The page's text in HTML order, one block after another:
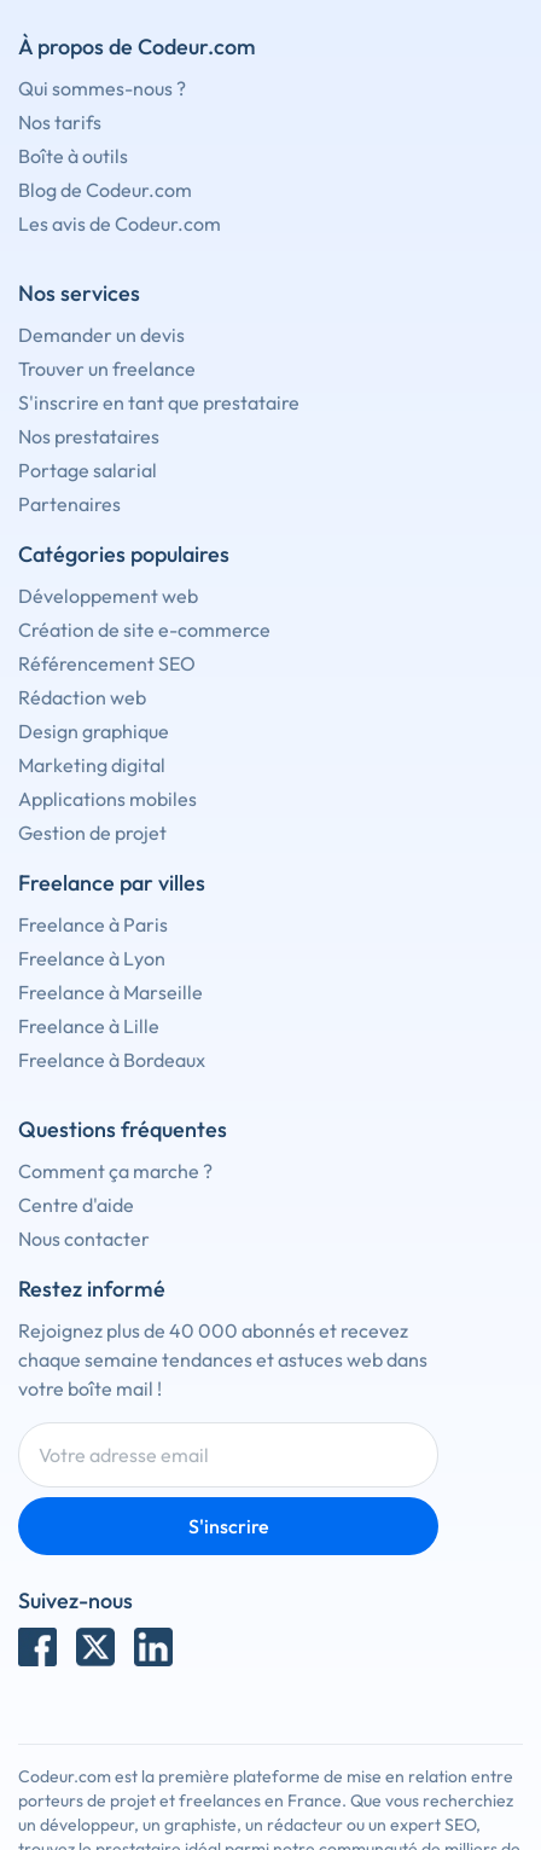
À propos de Codeur.com
Qui sommes-nous ?
Nos tarifs
Boîte à outils
Blog de Codeur.com
Les avis de Codeur.com
Nos services
Demander un devis
Trouver un freelance
S'inscrire en tant que prestataire
Nos prestataires
Portage salarial
Partenaires
Catégories populaires
Développement web
Création de site e-commerce
Référencement SEO
Rédaction web
Design graphique
Marketing digital
Applications mobiles
Gestion de projet
Freelance par villes
Freelance à Paris
Freelance à Lyon
Freelance à Marseille
Freelance à Lille
Freelance à Bordeaux
Questions fréquentes
Comment ça marche ?
Centre d'aide
Nous contacter
Restez informé
Rejoignez plus de 40 000 abonnés et recevez
chaque semaine tendances et astuces web dans
votre boîte mail !
S'inscrire
Suivez-nous
Codeur.com est la première plateforme de mise en relation entre
porteurs de projet et freelances en France. Que vous recherchiez
un développeur, un graphiste, un rédacteur ou un expert SEO,